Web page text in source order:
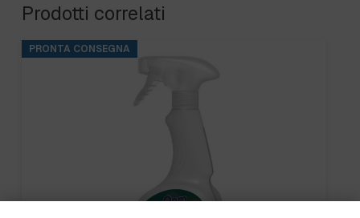
Prodotti correlati
PRONTA CONSEGNA